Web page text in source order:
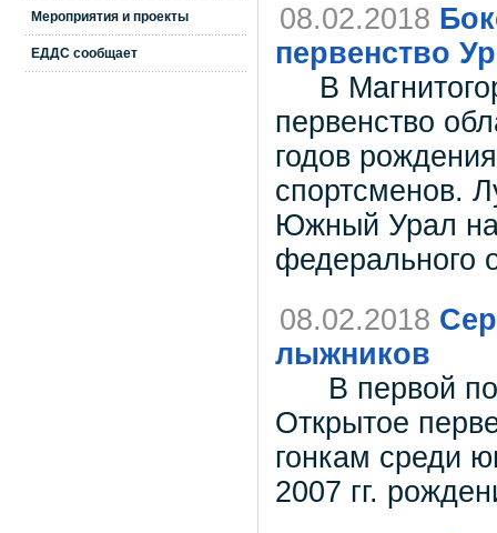
Мероприятия и проекты
ЕДДС сообщает
08.02.2018
первенство
В
первенство
годов
спортсменов.
Южный Урал на
федерального
08.02.2018
лыжников
В первой
Открытое
гонкам среди
2007 гг.